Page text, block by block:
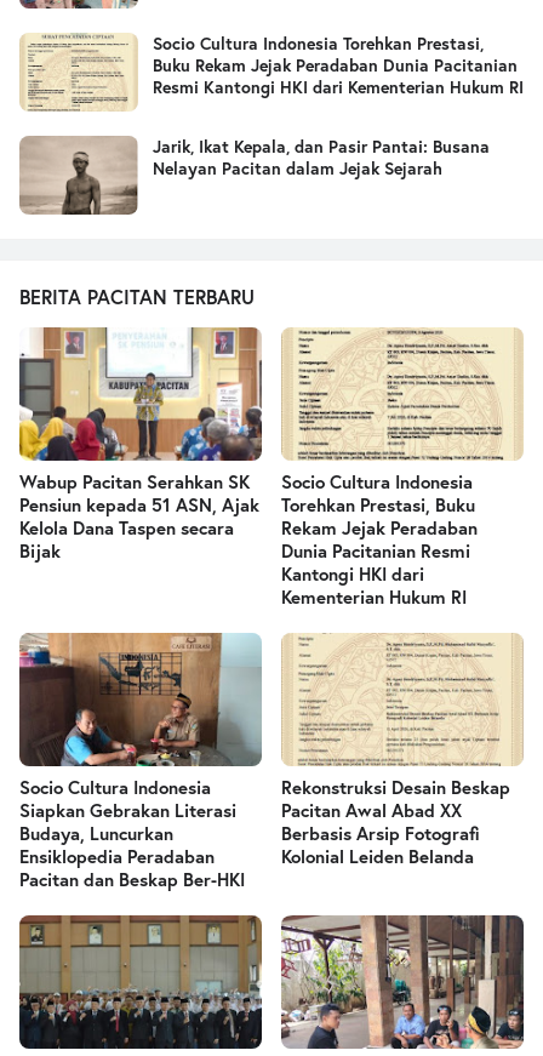
Socio Cultura Indonesia Torehkan Prestasi,
Buku Rekam Jejak Peradaban Dunia Pacitanian
Resmi Kantongi HKI dari Kementerian Hukum RI
Jarik, Ikat Kepala, dan Pasir Pantai: Busana
Nelayan Pacitan dalam Jejak Sejarah
BERITA PACITAN TERBARU
Wabup Pacitan Serahkan SK
Pensiun kepada 51 ASN, Ajak
Kelola Dana Taspen secara
Bijak
Socio Cultura Indonesia
Torehkan Prestasi, Buku
Rekam Jejak Peradaban
Dunia Pacitanian Resmi
Kantongi HKI dari
Kementerian Hukum RI
Socio Cultura Indonesia
Siapkan Gebrakan Literasi
Budaya, Luncurkan
Ensiklopedia Peradaban
Pacitan dan Beskap Ber-HKI
Rekonstruksi Desain Beskap
Pacitan Awal Abad XX
Berbasis Arsip Fotografi
Kolonial Leiden Belanda